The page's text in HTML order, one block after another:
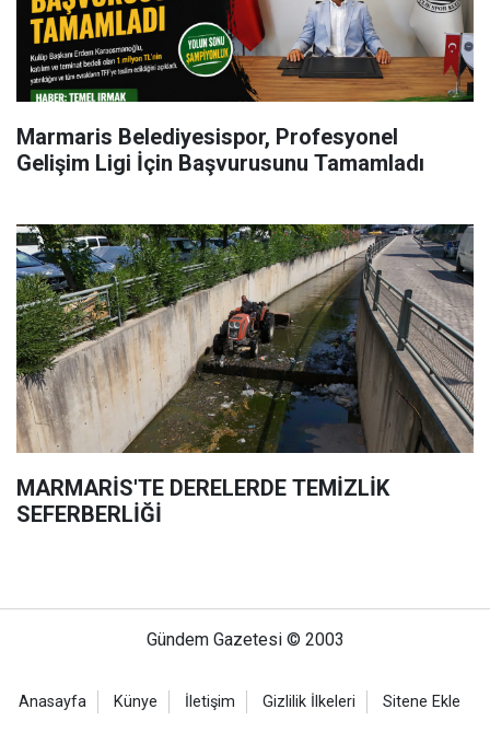
Marmaris Belediyesispor, Profesyonel
Gelişim Ligi İçin Başvurusunu Tamamladı
MARMARİS'TE DERELERDE TEMİZLİK
SEFERBERLİĞİ
Gündem Gazetesi © 2003
Anasayfa Künye İletişim Gizlilik İlkeleri Sitene Ekle